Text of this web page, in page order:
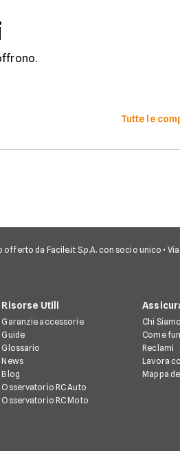
Tutte le
da Facile.it S.p.A. con socio unico • Via
Risorse Utili
Garanzie accessorie
Guide
Glossario
News
Blog
Osservatorio RC Auto
Osservatorio RC Moto
Chi Siamo
Come
Reclami
Lavora
Mappa